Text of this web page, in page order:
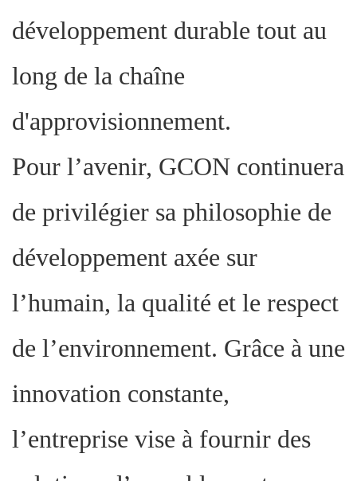
développement durable tout au
long de la chaîne
d'approvisionnement.
Pour l’avenir, GCON continuera
de privilégier sa philosophie de
développement axée sur
l’humain, la qualité et le respect
de l’environnement. Grâce à une
innovation constante,
l’entreprise vise à fournir des